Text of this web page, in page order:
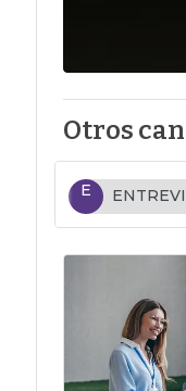
Otros
E